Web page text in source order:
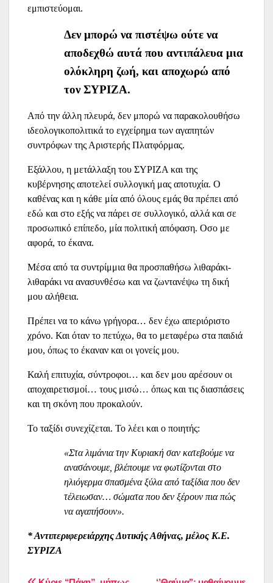
εμπιστεύομαι.
Δεν μπορώ να πιστέψω ούτε να
αποδεχθώ αυτά που αντιπάλευα μια
ολόκληρη ζωή, και αποχωρώ από
τον ΣΥΡΙΖΑ.
Από την άλλη πλευρά, δεν μπορώ να παρακολουθήσω
ιδεολογικοπολιτικά το εγχείρημα των αγαπητών
συντρόφων της Αριστερής Πλατφόρμας.
Εξάλλου, η μετάλλαξη του ΣΥΡΙΖΑ και της
κυβέρνησης αποτελεί συλλογική μας αποτυχία. Ο
καθένας και η κάθε μία από όλους εμάς θα πρέπει από
εδώ και στο εξής να πάρει σε συλλογικό, αλλά και σε
προσωπικό επίπεδο, μία πολιτική απόφαση. Οσο με
αφορά, το έκανα.
Μέσα από τα συντρίμμια θα προσπαθήσω λιθαράκι-
λιθαράκι να ανασυνθέσω και να ζωντανέψω τη δική
μου αλήθεια.
Πρέπει να το κάνω γρήγορα… δεν έχω απεριόριστο
χρόνο. Και όταν το πετύχω, θα το μεταφέρω στα παιδιά
μου, όπως το έκαναν και οι γονείς μου.
Καλή επιτυχία, σύντροφοι… και δεν μου αρέσουν οι
αποχαιρετισμοί… τους μισώ… όπως και τις διασπάσεις
και τη σκόνη που προκαλούν.
Το ταξίδι συνεχίζεται. Το λέει και ο ποιητής:
«Στα λιμάνια την Κυριακή σαν κατεβούμε να
ανασάνουμε, βλέπουμε να φωτίζονται στο
ηλιόγερμα σπασμένα ξύλα από ταξίδια που δεν
τέλειωσαν… σώματα που δεν ξέρουν πια πώς
να αγαπήσουν».
* Αντιπεριφερειάρχης Δυτικής Αθήνας, μέλος Κ.Ε.
ΣΥΡΙΖΑ